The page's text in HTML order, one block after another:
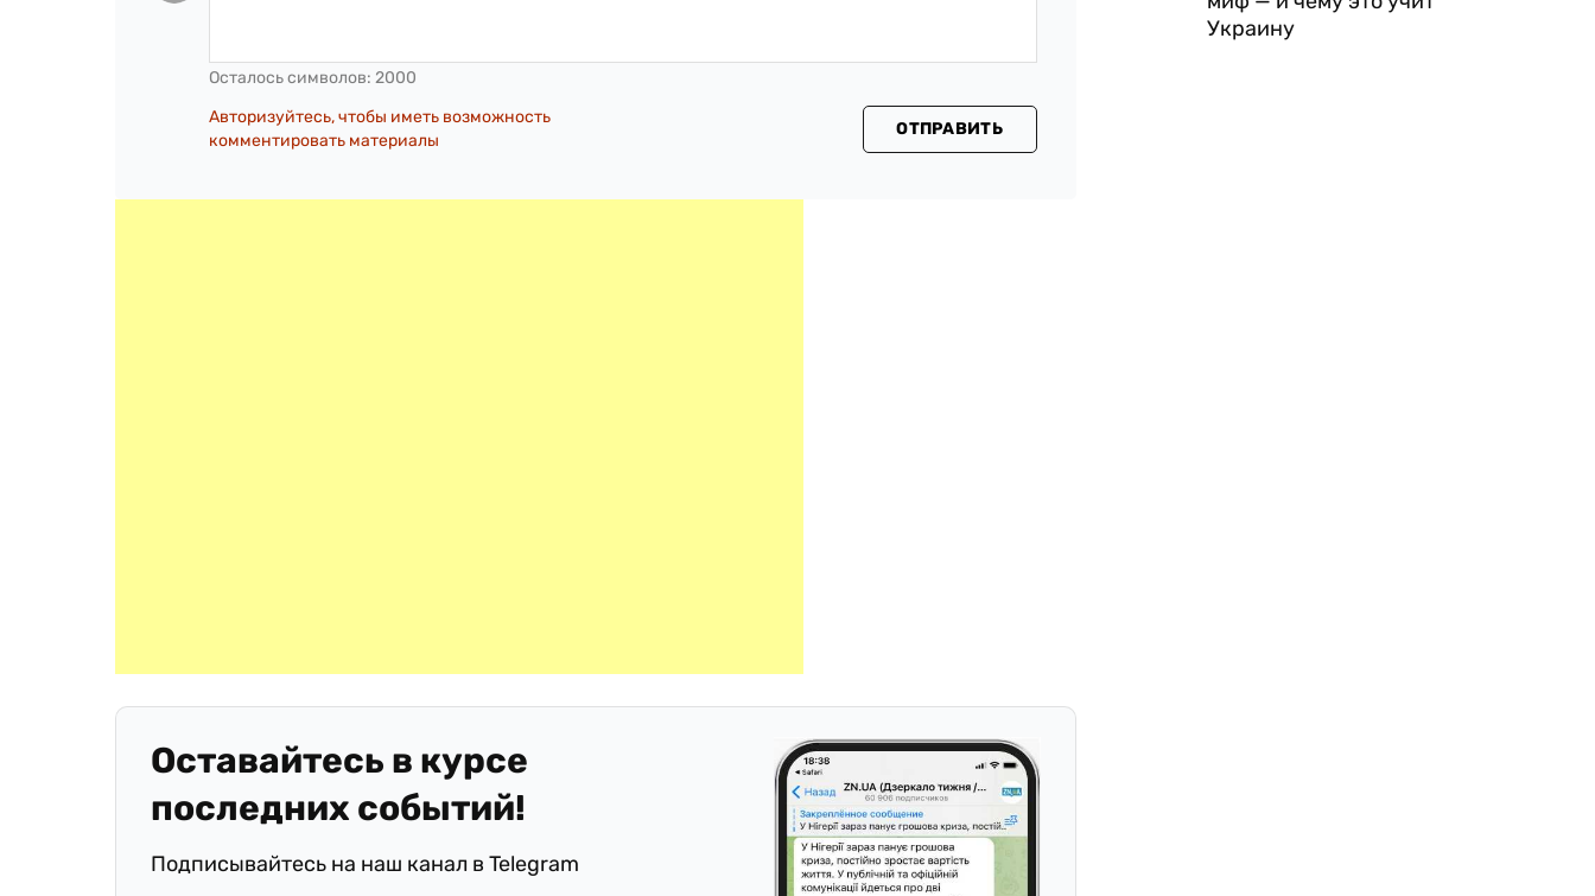
Осталось символов: 2000
Авторизуйтесь, чтобы иметь возможность
комментировать материалы
ОТПРАВИТЬ
Оставайтесь в курсе
последних событий!
Подписывайтесь на наш канал в Telegram
Украину